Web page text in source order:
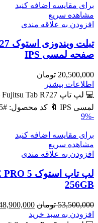
برای مقایسه اضافه کنید
مشاهده سریع
افزودن به علاقه مندی
صفحه لمسی IPS
20,500,000 تومان
اطلاعات بیشتر
لمسی IPS 🔖 کد محصول: #40765 💎
-9%
برای مقایسه اضافه کنید
مشاهده سریع
افزودن به علاقه مندی
256GB
53,500,000 تومان قیمت
اصلیافزودن به سبد خرید